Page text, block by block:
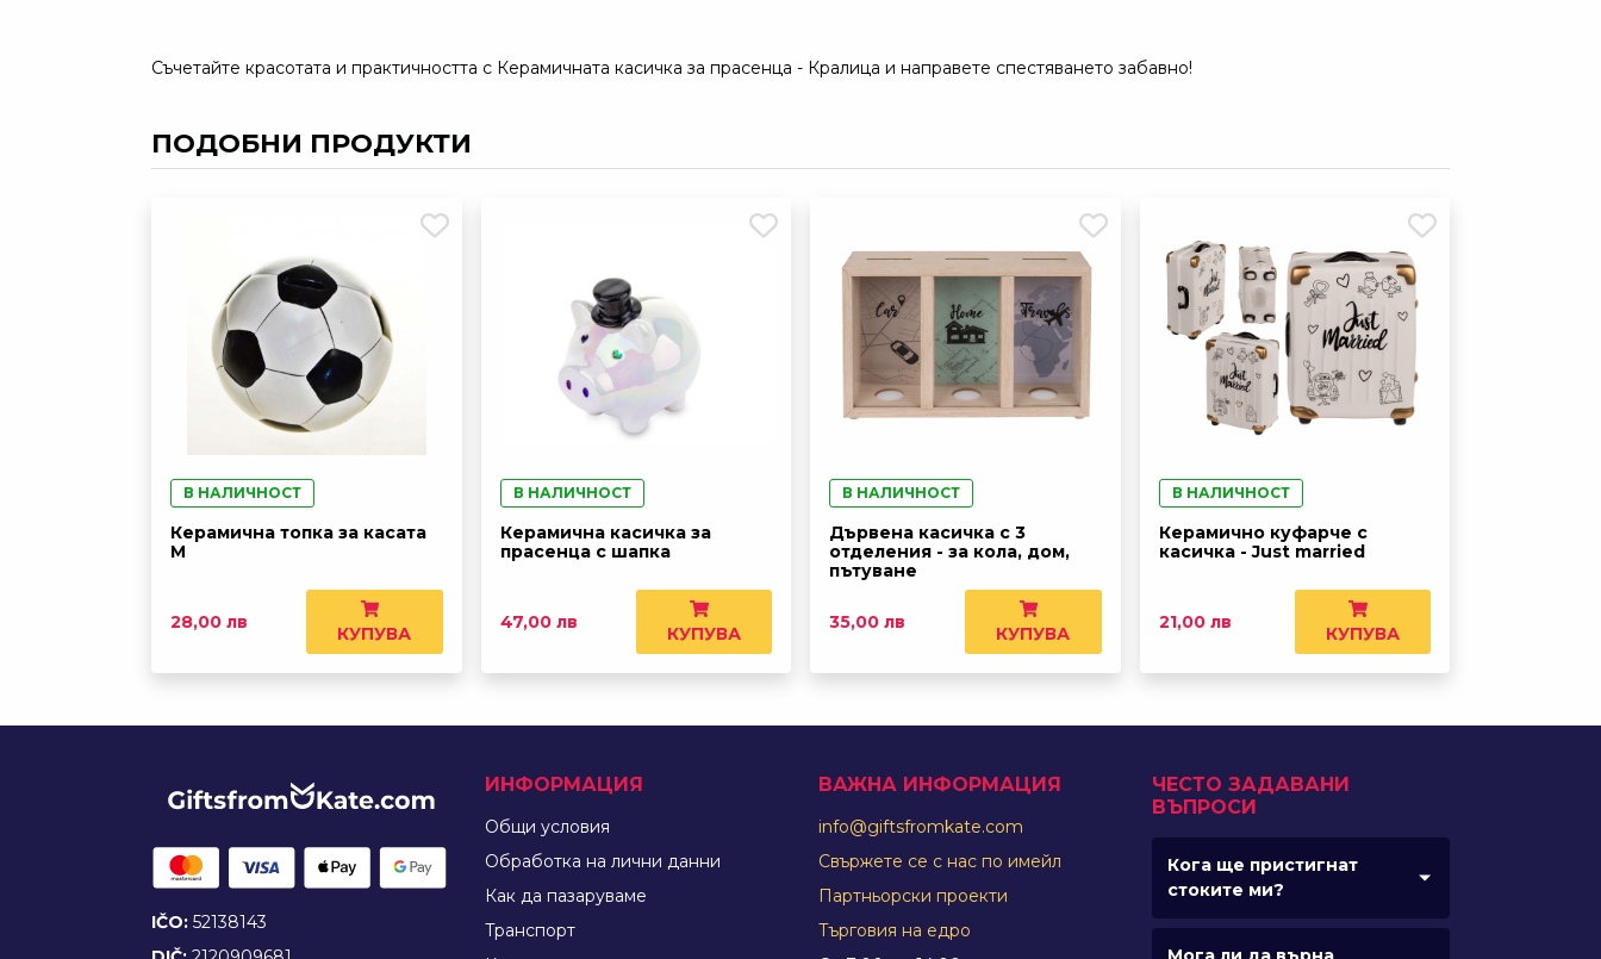
Съчетайте красотата и практичността с Керамичната касичка за прасенца - Кралица и направете спестяването забавно!
ПОДОБНИ ПРОДУКТИ
В НАЛИЧНОСТ
Керамична топка за касата
M
28,00 лв
КУПУВА
В НАЛИЧНОСТ
Керамична касичка за
прасенца с шапка
47,00 лв
КУПУВА
В НАЛИЧНОСТ
Дървена касичка с 3
отделения - за кола, дом,
пътуване
35,00 лв
КУПУВА
В НАЛИЧНОСТ
Керамично куфарче с
касичка - Just married
21,00 лв
КУПУВА
IČO: 52138143
ИНФОРМАЦИЯ
Общи условия
Обработка на лични данни
Как да пазаруваме
Tранспорт
ВАЖНА ИНФОРМАЦИЯ
info@giftsfromkate.com
Свържете се с нас по имейл
Партньорски проекти
Търговия на едро
ЧЕСТО ЗАДАВАНИ
ВЪПРОСИ
Кога ще пристигнат
стоките ми?